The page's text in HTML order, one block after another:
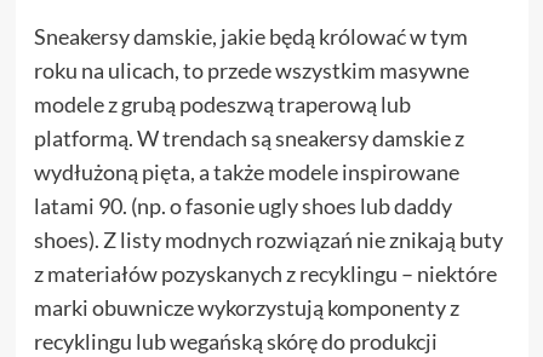
Sneakersy damskie, jakie będą królować w tym
roku na ulicach, to przede wszystkim masywne
modele z grubą podeszwą traperową lub
platformą. W trendach są sneakersy damskie z
wydłużoną pięta, a także modele inspirowane
latami 90. (np. o fasonie ugly shoes lub daddy
shoes). Z listy modnych rozwiązań nie znikają buty
z materiałów pozyskanych z recyklingu – niektóre
marki obuwnicze wykorzystują komponenty z
recyklingu lub wegańską skórę do produkcji